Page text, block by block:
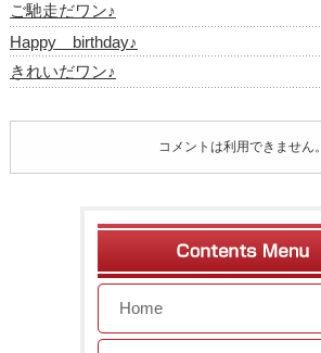
ご馳走だワン♪
Happy birthday♪
きれいだワン♪
コメントは利用できません。
Home